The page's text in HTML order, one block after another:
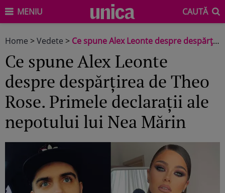
MENIU CAUTĂ
Home >Vedete > Ce spune Alex Leonte despre despărțirea de Theo Rose. Primele declarații ale nepotului lui Nea Mărin
Ce spune Alex Leonte
despre despărțirea de Theo
Rose. Primele declarații ale
nepotului lui Nea Mărin